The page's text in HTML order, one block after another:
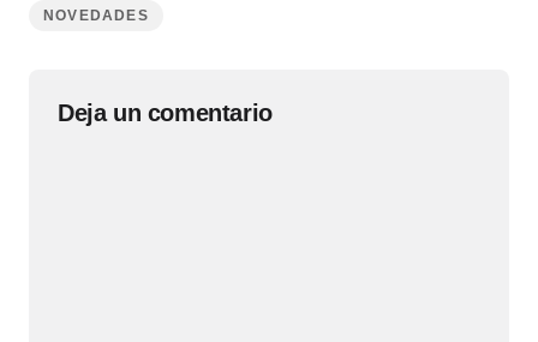
NOVEDADES
Deja un comentario